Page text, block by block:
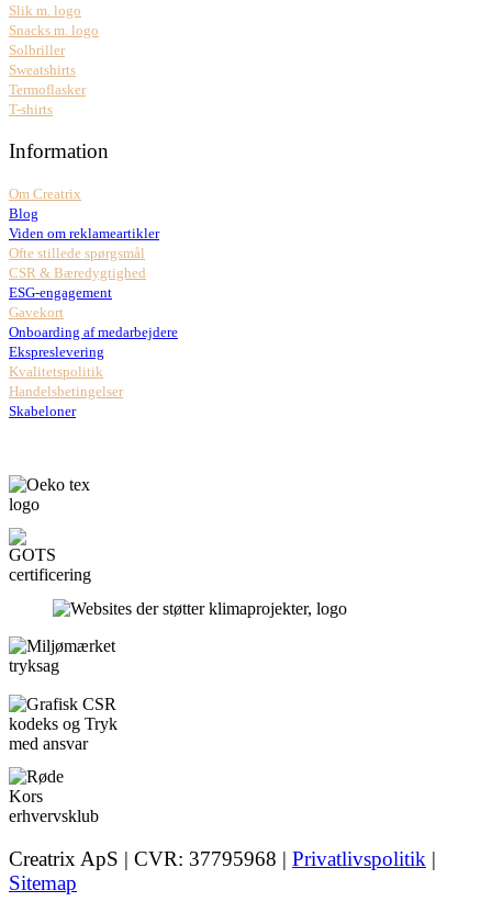
Slik m. logo
Snacks m. logo
Solbriller
Sweatshirts
Termoflasker
T-shirts
Information
Om Creatrix
Blog
Viden om reklameartikler
Ofte stillede spørgsmål
CSR & Bæredygtighed
ESG-engagement
Gavekort
Onboarding af medarbejdere
Ekspreslevering
Kvalitetspolitik
Handelsbetingelser
Skabeloner
Creatrix ApS | CVR: 37795968 | Privatlivspolitik |
Sitemap